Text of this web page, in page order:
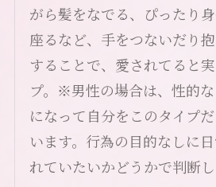
がら髪をなでる、ぴったり
座るなど、手をつないだり
することで、愛されてると
プ。※男性の場合は、性的
になって自分をこのタイプ
います。行為の目的なしに
れていたいかどうかで判断し